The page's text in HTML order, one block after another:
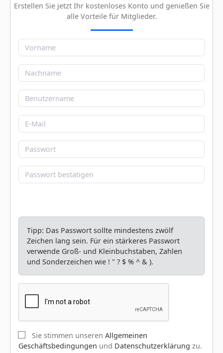
Erstellen Sie jetzt Ihr kostenloses Konto und genießen Sie
alle Vorteile für Mitglieder.
Tipp: Das Passwort sollte mindestens zwölf
Zeichen lang sein. Für ein stärkeres Passwort
verwende Groß- und Kleinbuchstaben, Zahlen
und Sonderzeichen wie ! " ? $ % ^ & ).
Sie stimmen unseren Allgemeinen
Geschäftsbedingungen und Datenschutzerklärung zu.